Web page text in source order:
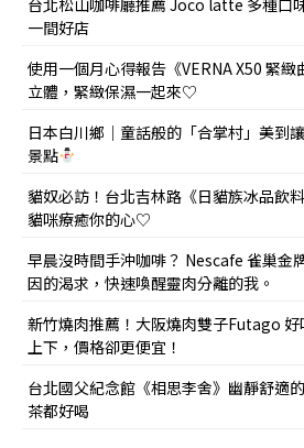
一間好店
使用一個月心得報告《VERNA X50 緊
立體，緊緻保濕一起來♡
日本白川鄉｜童話般的「合掌村」美到
景點
貓奴必訪！台北吉林路《日貓族冰品飲
貓咪療癒你的心♡
早晨沒時間手沖咖啡？ Nescafe 雀巢金
因的渴求，快速喚醒靈肉分離的我。
新竹燒肉推薦！大阪燒肉雙子Futago
上下，價格卻更便宜！
台北國父紀念館《相思李舍》幽靜舒適
茶都好喝